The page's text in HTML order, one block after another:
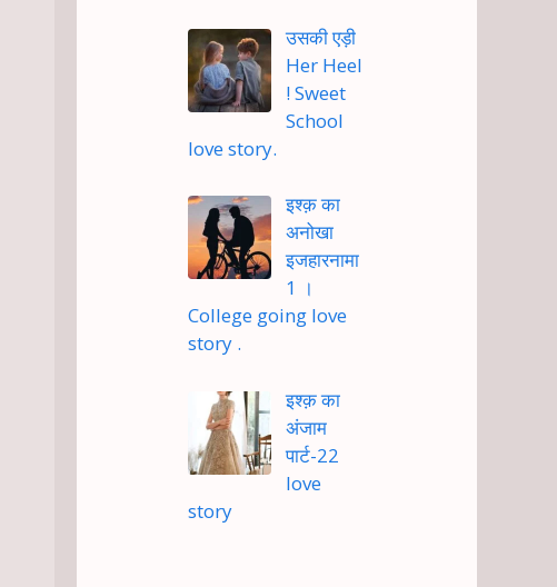
उसकी एड़ी
Her Heel
! Sweet
School
love story.
इश्क़ का
अनोखा
इजहारनामा
1 ।
College going love
story .
इश्क़ का
अंजाम
पार्ट-22
love
story